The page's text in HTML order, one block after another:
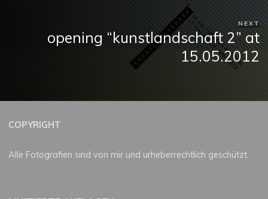
NEXT
opening “kunstlandschaft 2” at
15.05.2012
COPYRIGHT
Alle Fotografien sind von mir und urheberrechtlich geschützt.